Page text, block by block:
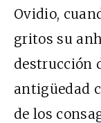
Ovidio,
gritos su
destrucción
antigüedad
de los